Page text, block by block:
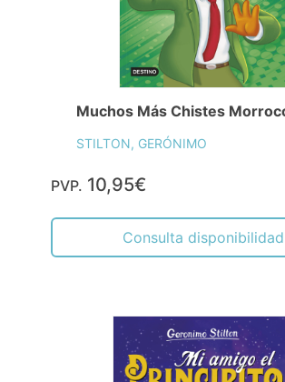
10,95€
Consulta disponibilidad